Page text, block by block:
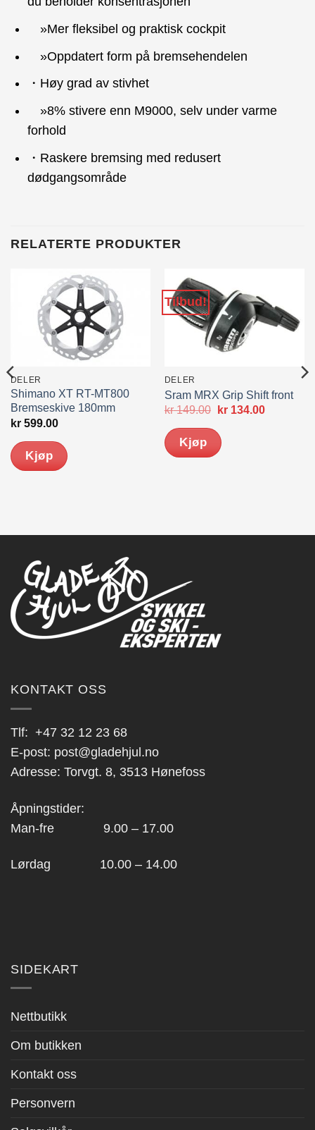
»Mer fleksibel og praktisk cockpit
»Oppdatert form på bremsehendelen
・Høy grad av stivhet
»8% stivere enn M9000, selv under varme
forhold
・Raskere bremsing med redusert
dødgangsområde
RELATERTE PRODUKTER
DELER
Shimano XT RT-MT800
Bremseskive 180mm
kr599.00
Kjøp
Tilbud!
DELER
Sram MRX Grip Shift front
kr149.00
Opprinnelig
var:
kr 149.00.
kr134.00
Kjøp
KONTAKT OSS
Tlf: +47 32 12 23 68
E-post: post@gladehjul.no
Adresse: Torvgt. 8, 3513 Hønefoss
Åpningstider:
Man-fre 9.00 – 17.00
Lørdag 10.00 – 14.00
SIDEKART
Nettbutikk
Om butikken
Kontakt oss
Personvern